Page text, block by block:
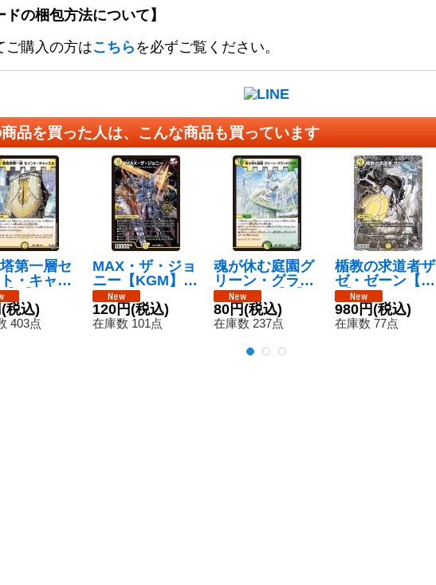
ドの梱包方法について】
ご購入の方はこちら を必ずご覧ください。
品を買った人は、こんな商品も買っています
第一層セ
・キャッ
C】{26R
77}《光》
(税込)
403点
MAX・ザ・ジョ
ニー【KGM】{2
6SD1O3/11}
《光》
120円(税込)
在庫数 101点
魂が休む庭園グ
リーン・グラン
ドクロス【R】
{26RP124/77}
《多》
80円(税込)
在庫数 237点
楯教の求道者ザ
ゼ・ゼーン【S
R】{26RP1TR2/
TR9}《光》
980円(税込)
在庫数 77点